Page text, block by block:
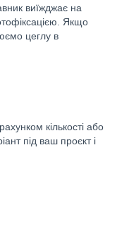
виїжджає на
Якщо
цеглу в
кількості або
під ваш проєкт і